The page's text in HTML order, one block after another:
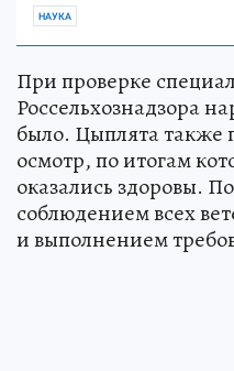
НАУКА
При проверке
Россельхознадзора
было. Цыплята
осмотр, по итогам
оказались здоровы.
соблюдением всех
и выполнением